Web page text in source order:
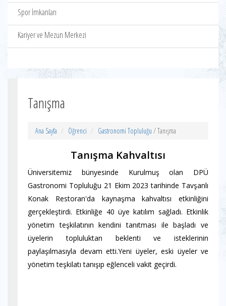
Spor İmkanları
Kariyer ve Mezun Merkezi
Tanışma
Ana Sayfa Öğrenci Gastronomi Topluluğu / Tanışma
Tanışma Kahvaltısı
Üniversitemiz bünyesinde Kurulmuş olan DPÜ
Gastronomi Topluluğu 21 Ekim 2023 tarihinde Tavşanlı
Konak Restoran'da kaynaşma kahvaltısı etkinliğini
gerçekleştirdi. Etkinliğe 40 üye katılım sağladı. Etkinlik
yönetim teşkilatının kendini tanıtması ile başladı ve
üyelerin topluluktan beklenti ve isteklerinin
paylaşılmasıyla devam etti.Yeni üyeler, eski üyeler ve
yönetim teşkilatı tanışıp eğlenceli vakit geçirdi.